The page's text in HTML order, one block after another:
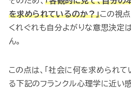
を求められているのか？」この視
くれぐれも自分よがりな意思決定
ん。
この点は、「社会に何を求められて
る下記のフランクル心理学に近い